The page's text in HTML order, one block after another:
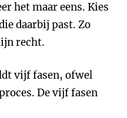
het maar eens. Kies
daarbij past. Zo
recht.
vijf fasen, ofwel
De vijf fasen